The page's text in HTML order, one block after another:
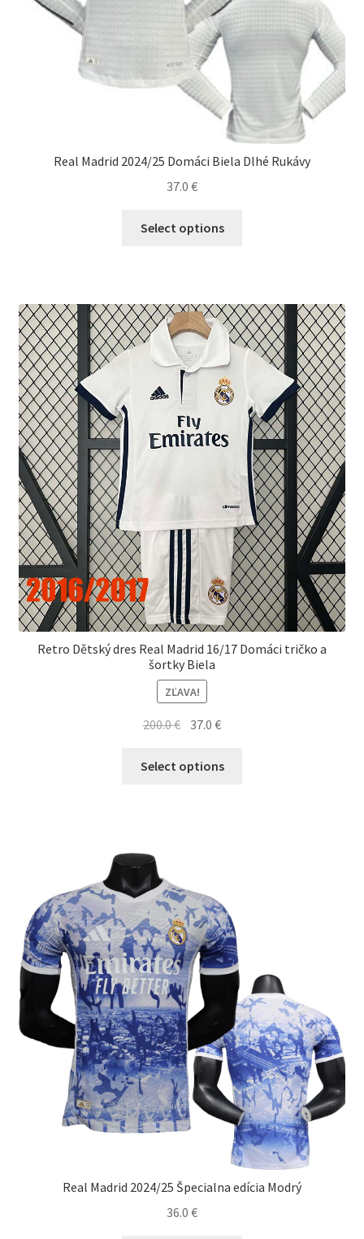
Real Madrid 2024/25 Domáci Biela Dlhé Rukávy
37.0 €
Select options
variantov.
Možnosti
si
môžete
na
stránke
produktu.
Retro Dětský dres Real Madrid 16/17 Domáci tričko a
šortky Biela
ZĽAVA!
200.0€ Pôvodná
bola:
37.0€Aktuálna
je:
Select options
produktu.
Real Madrid 2024/25 Špecialna edícia Modrý
36.0 €